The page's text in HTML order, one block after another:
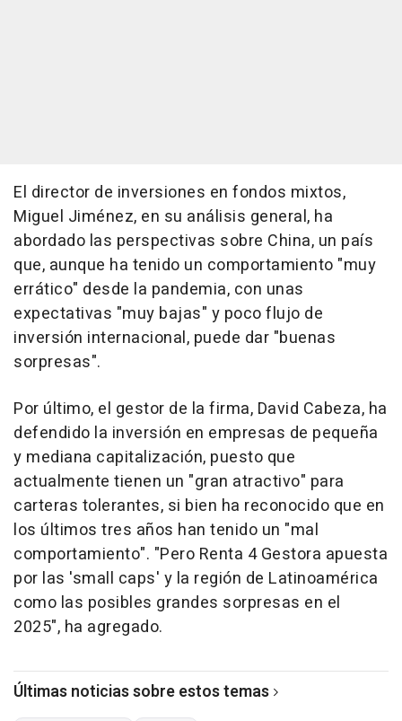
El director de inversiones en fondos mixtos,
Miguel Jiménez, en su análisis general, ha
abordado las perspectivas sobre China, un país
que, aunque ha tenido un comportamiento "muy
errático" desde la pandemia, con unas
expectativas "muy bajas" y poco flujo de
inversión internacional, puede dar "buenas
sorpresas".
Por último, el gestor de la firma, David Cabeza, ha
defendido la inversión en empresas de pequeña
y mediana capitalización, puesto que
actualmente tienen un "gran atractivo" para
carteras tolerantes, si bien ha reconocido que en
los últimos tres años han tenido un "mal
comportamiento". "Pero Renta 4 Gestora apuesta
por las 'small caps' y la región de Latinoamérica
como las posibles grandes sorpresas en el
2025", ha agregado.
Últimas noticias sobre estos temas